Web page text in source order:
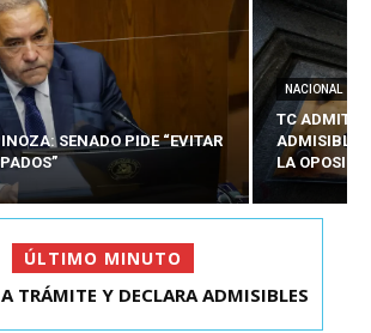
SENADO PIDE “EVITAR
NACIONAL
TC ADMITE
ADMISIBLES
LA
ÚLTIMO MINUTO
TRÁMITE Y DECLARA ADMISIBLES